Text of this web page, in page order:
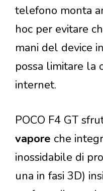
telefono monta
hoc per evitare
mani del device
possa limitare la
internet.
POCO F4 GT
vapore che
inossidabile di
una in fasi 3D)